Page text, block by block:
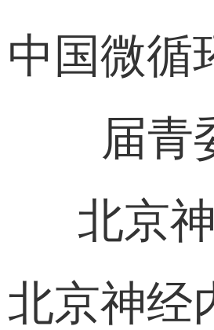
中国微循
届青
北京
北京神经